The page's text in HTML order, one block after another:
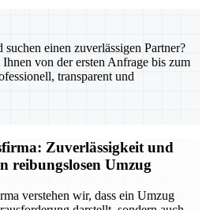
einen zuverlässigen Partner?
Ihnen von der ersten Anfrage bis zum
transparent und
Zuverlässigkeit und
reibungslosen Umzug
verstehen wir, dass ein Umzug